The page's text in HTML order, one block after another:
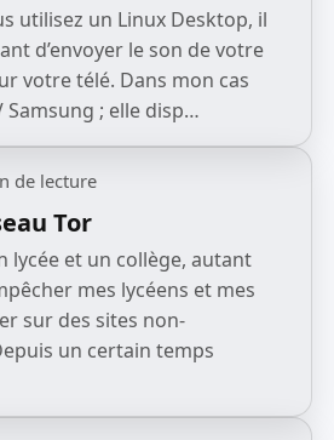
utilisez un Linux Desktop, il
d’envoyer le son de votre
votre télé. Dans mon cas
Samsung ; elle disp…
de lecture
Tor
lycée et un collège, autant
mes lycéens et mes
sur des sites non-
un certain temps